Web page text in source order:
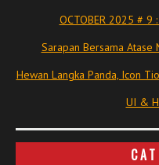
OCTOBER 2025 # 9 :
Sarapan Bersama Atase
Hewan Langka Panda, Icon
UI &